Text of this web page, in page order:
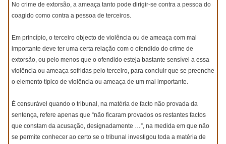
No crime de extorsão, a ameaça tanto pode dirigir-se contra a pessoa do
coagido como contra a pessoa de terceiros.
Em princípio, o terceiro objecto de violência ou de ameaça com mal
importante deve ter uma certa relação com o ofendido do crime de
extorsão, ou pelo menos que o ofendido esteja bastante sensível a essa
violência ou ameaça sofridas pelo terceiro, para concluir que se preenche
o elemento típico de violência ou ameaça de um mal importante.
É censurável quando o tribunal, na matéria de facto não provada da
sentença, refere apenas que “não ficaram provados os restantes factos
que constam da acusação, designadamente …”, na medida em que não
se permite conhecer ao certo se o tribunal investigou toda a matéria de